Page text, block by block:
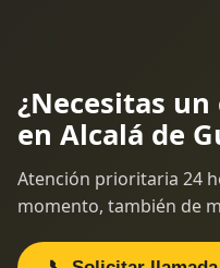
¿Necesitas
en Alcalá de
Atención prioritaria 24
momento, también de